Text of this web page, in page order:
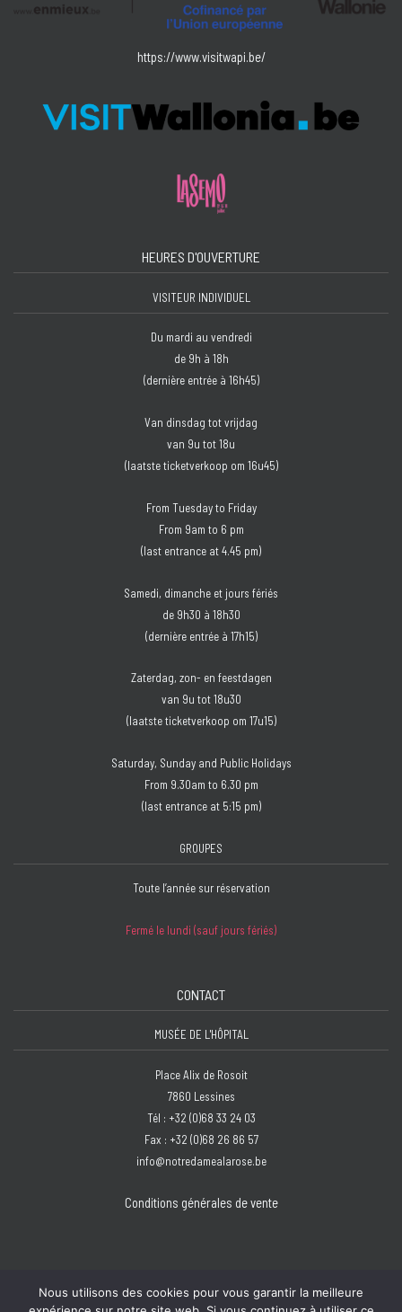
https://www.visitwapi.be/
HEURES D'OUVERTURE
VISITEUR INDIVIDUEL
Du mardi au vendredi
de 9h à 18h
(dernière entrée à 16h45)
Van dinsdag tot vrijdag
van 9u tot 18u
(laatste ticketverkoop om 16u45)
From Tuesday to Friday
From 9am to 6 pm
(last entrance at 4.45 pm)
Samedi, dimanche et jours fériés
de 9h30 à 18h30
(dernière entrée à 17h15)
Zaterdag, zon- en feestdagen
van 9u tot 18u30
(laatste ticketverkoop om 17u15)
Saturday, Sunday and Public Holidays
From 9.30am to 6.30 pm
(last entrance at 5:15 pm)
GROUPES
Toute l’année sur réservation
Fermé le lundi (sauf jours fériés)
CONTACT
MUSÉE DE L'HÔPITAL
Place Alix de Rosoit
7860 Lessines
Tél : +32 (0)68 33 24 03
Fax : +32 (0)68 26 86 57
info@notredamealarose.be
Conditions générales de vente
Nous utilisons des cookies pour vous garantir la meilleure